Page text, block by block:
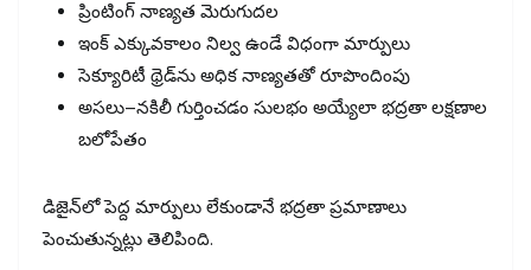
ప్రింటింగ్‌ నాణ్యత మెరుగుదల
ఇంక్‌ ఎక్కువకాలం నిల్వ ఉండే విధంగా మార్పులు
సెక్యూరిటీ థ్రెడ్‌ను అధిక నాణ్యతతో రూపొందింపు
అసలు–నకిలీ గుర్తించడం సులభం అయ్యేలా భద్రతా లక్షణాల
బలోపేతం
డిజైన్‌లో పెద్ద మార్పులు లేకుండానే భద్రతా ప్రమాణాలు
పెంచుతున్నట్లు తెలిపింది.